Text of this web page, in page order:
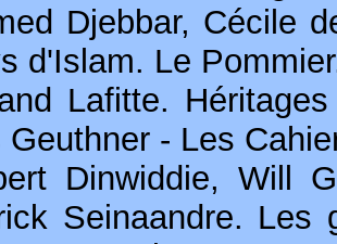
Djebbar, Cécile
d'Islam. Le
Lafitte.
Geuthner - Les
Dinwiddie, Will
Seinaandre. Les